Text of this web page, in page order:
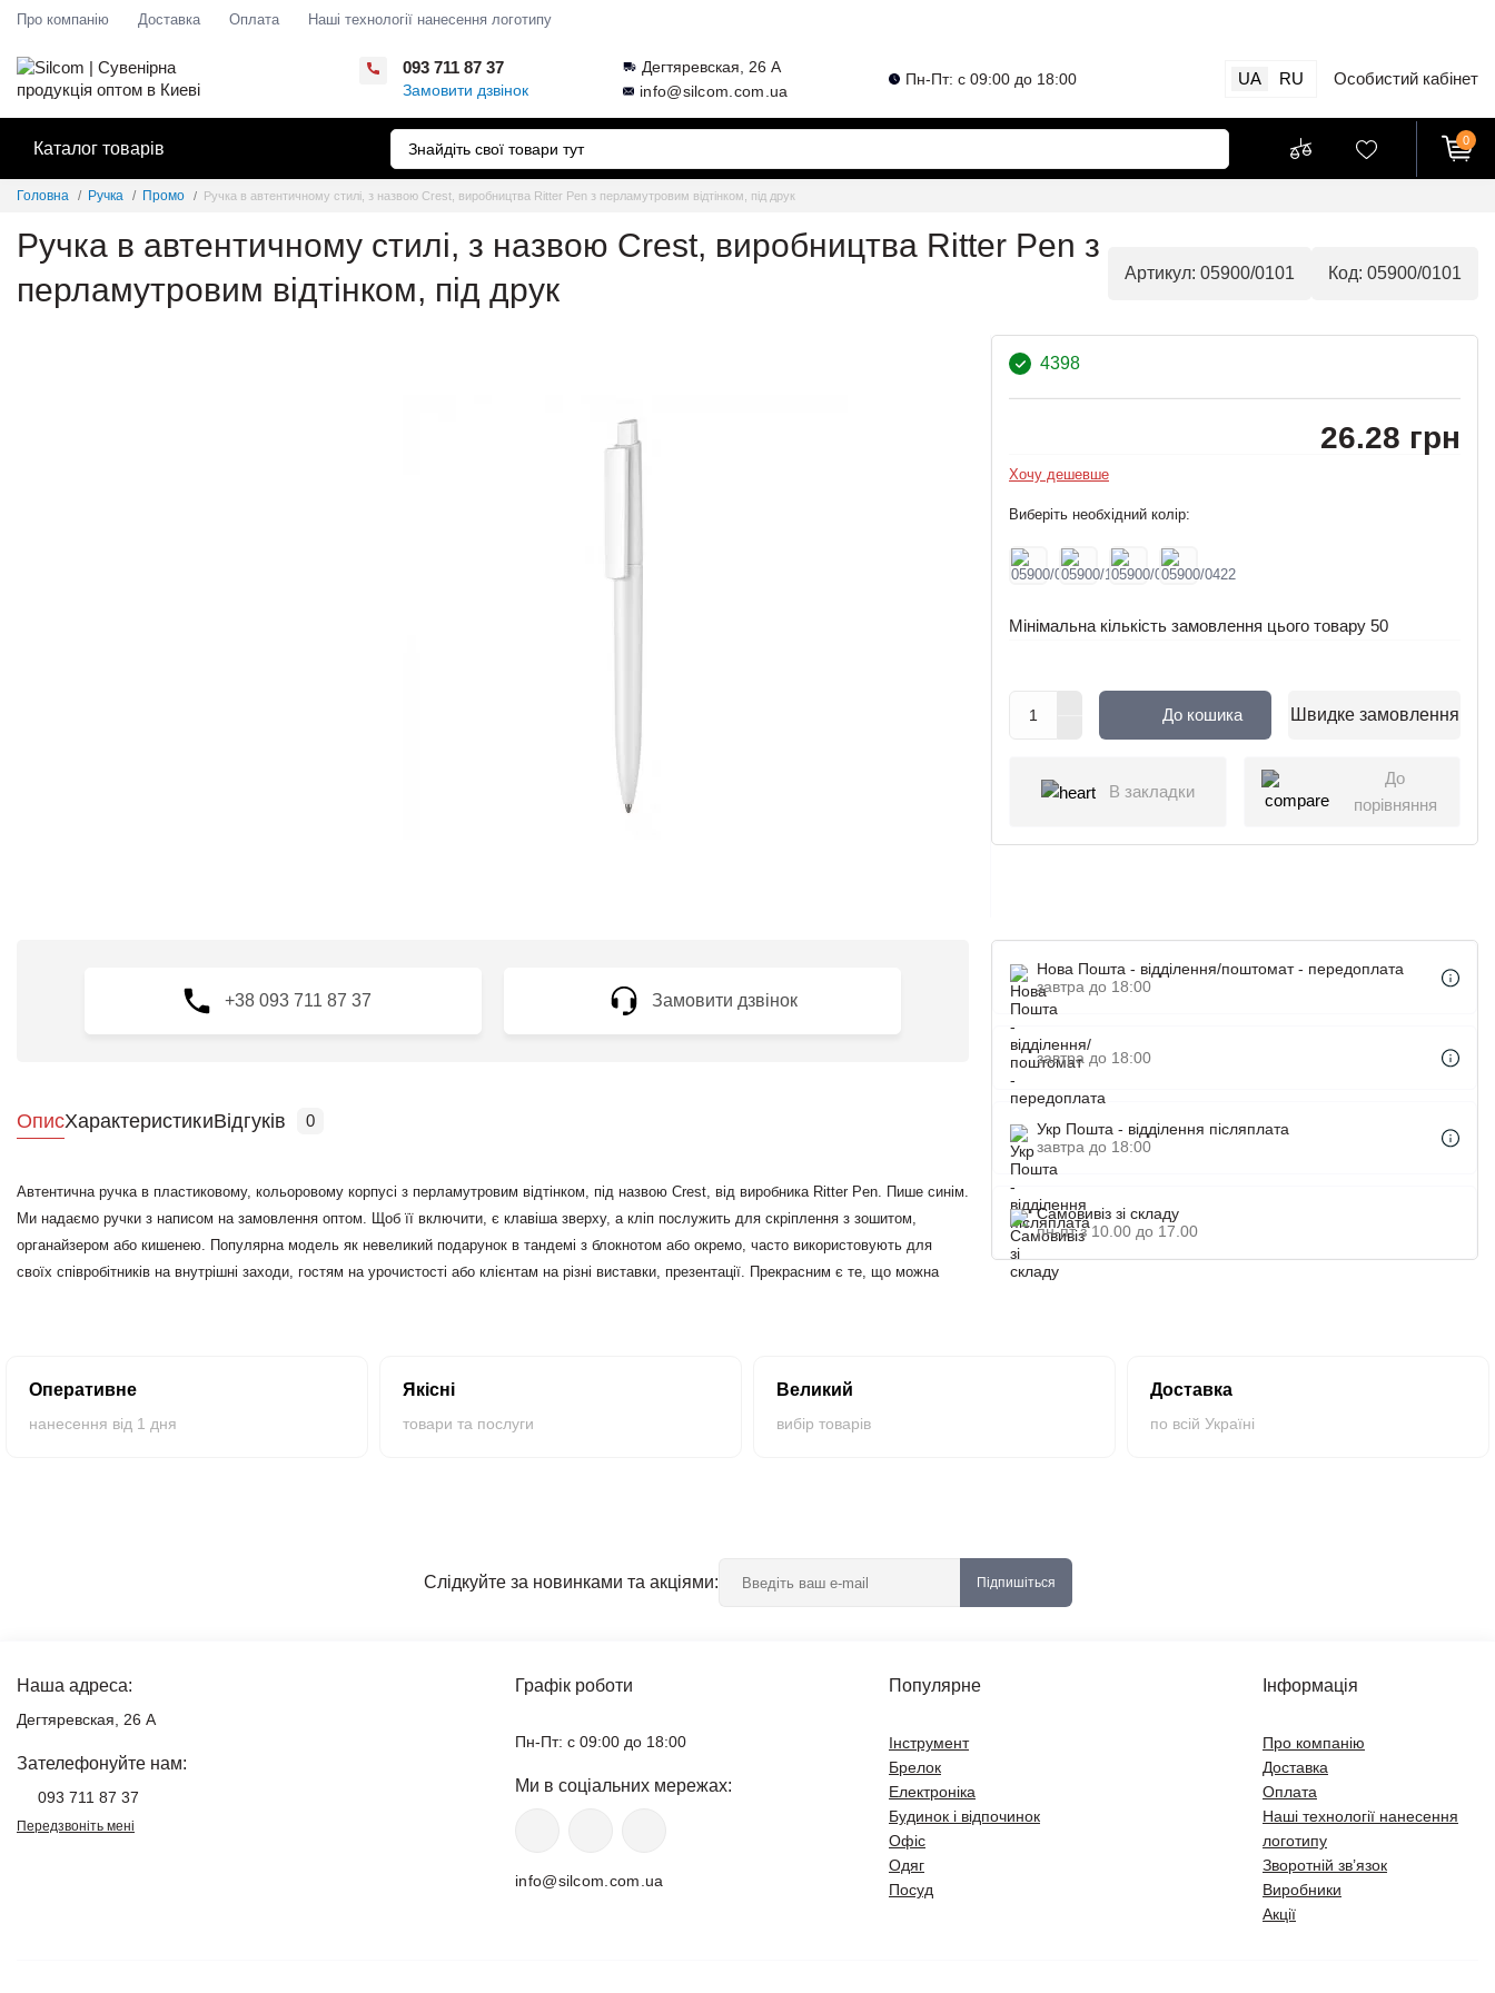
Про компанію Доставка Оплата Наші технології нанесення логотипу
093 711 87 37
Замовити дзвінок
Дегтяревская, 26 А
info@silcom.com.ua
Пн-Пт: с 09:00 до 18:00 UA RU Особистий кабінет
Каталог товарів 0
Головна Ручка Промо Ручка в автентичному стилі, з назвою Crest, виробництва Ritter Pen з перламутровим відтінком, під друк
Ручка в автентичному стилі, з назвою Crest, виробництва Ritter Pen з
перламутровим відтінком, під друк
Артикул: 05900/0101 Код: 05900/0101
4398
26.28 грн
Хочу дешевше
Виберіть необхідний колір:
Мінімальна кількість замовлення цього товару 50
До кошика Швидке замовлення
В закладки
До
порівняння
+38 093 711 87 37 Замовити дзвінок
ОписХарактеристикиВідгуків 0
Автентична ручка в пластиковому, кольоровому корпусі з перламутровим відтінком, під назвою Crest, від виробника Ritter Pen. Пише синім.
Ми надаємо ручки з написом на замовлення оптом. Щоб її включити, є клавіша зверху, а кліп послужить для скріплення з зошитом,
органайзером або кишенею. Популярна модель як невеликий подарунок в тандемі з блокнотом або окремо, часто використовують для
своїх співробітників на внутрішні заходи, гостям на урочистості або клієнтам на різні виставки, презентації. Прекрасним є те, що можна
Нова Пошта - відділення/поштомат - передоплата
завтра до 18:00
завтра до 18:00
Укр Пошта - відділення післяплата
завтра до 18:00
Самовивіз зі складу
пн-пт з 10.00 до 17.00
Оперативне
нанесення від 1 дня
Якісні
товари та послуги
Великий
вибір товарів
Доставка
по всій Україні
Слідкуйте за новинками та акціями: Підпишіться
Наша адреса:
Дегтяревская, 26 А
Зателефонуйте нам:
093 711 87 37
Передзвоніть мені
Графік роботи
Пн-Пт: с 09:00 до 18:00
Ми в соціальних мережах:
info@silcom.com.ua
Популярне
Інструмент
Брелок
Електроніка
Будинок і відпочинок
Офіс
Одяг
Посуд
Інформація
Про компанію
Доставка
Оплата
Наші технології нанесення
логотипу
Зворотній зв’язок
Виробники
Акції